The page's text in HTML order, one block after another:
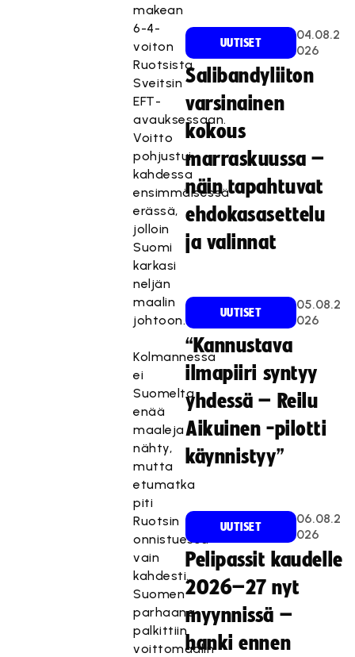
makean
6-4-
voiton
Ruotsista
Sveitsin
EFT-
avauksessaan.
Voitto
pohjustui
kahdessa
ensimmäisessä
erässä,
jolloin
Suomi
karkasi
neljän
maalin
johtoon.
Kolmannessa
ei
Suomelta
enää
maaleja
nähty,
mutta
etumatka
piti
Ruotsin
onnistuessa
vain
kahdesti.
Suomen
parhaana
palkittiin
voittomaalin
UUTISET
04.08.2
026
Salibandyliiton
varsinainen
kokous
marraskuussa –
näin tapahtuvat
ehdokasasettelu
ja valinnat
UUTISET
05.08.2
026
“Kannustava
ilmapiiri syntyy
yhdessä – Reilu
Aikuinen -pilotti
käynnistyy”
UUTISET
06.08.2
026
Pelipassit kaudelle
2026–27 nyt
myynnissä –
hanki ennen